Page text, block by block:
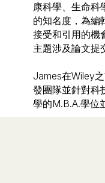
康科學、生命科
的知名度，為編
接受和引用的機
主題涉及論文提
James在Wiley
發團隊並針對科
學的M.B.A.學位